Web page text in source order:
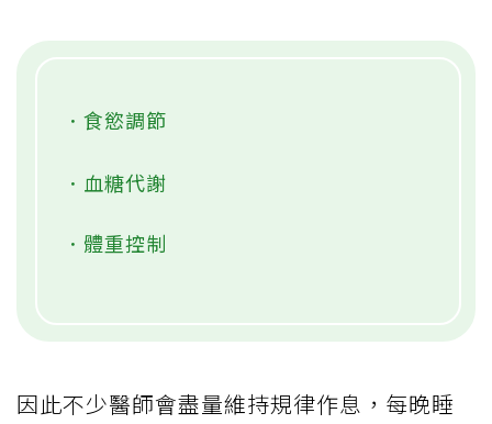
．食慾調節
．血糖代謝
．體重控制
因此不少醫師會盡量維持規律作息，每晚睡